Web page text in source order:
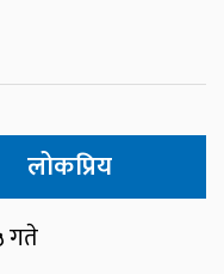
लोकप्रिय
गते